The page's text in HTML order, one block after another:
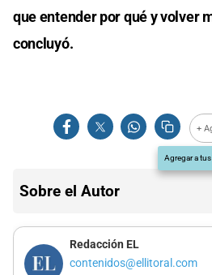
que entender por qué y volver
concluyó.
+
Agregar a
Sobre el Autor
Redacción EL
contenidos@ellitoral.com